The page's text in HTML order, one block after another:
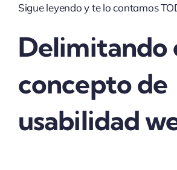
Sigue leyendo y te lo contamos
Delimitando
concepto de
usabilidad